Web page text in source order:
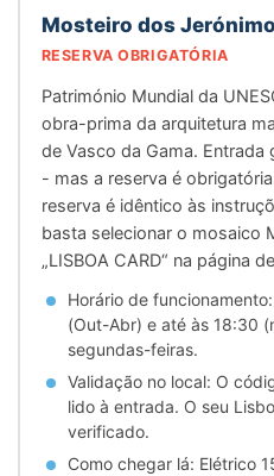
Mosteiro dos
RESERVA OBRIGATÓRIA
Património Mundial da
obra-prima da arquitetura
de Vasco da Gama.
- mas a reserva é
reserva é idêntico às
basta selecionar o mosaico
„LISBOA CARD“ na página
Horário de
(Out-Abr) e até às 18:30
segundas-feiras.
Validação no local: O
lido à entrada. O seu
verificado.
Como chegar lá: Elétrico